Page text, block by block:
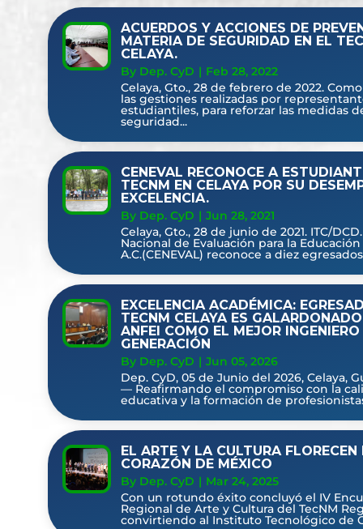
ACUERDOS Y ACCIONES DE
MATERIA DE SEGURIDAD EN EL
CELAYA.
By Dep. CyD | Feb 28, 2022
Celaya, Gto., 28 de febrero de 2022.
las gestiones realizadas por
estudiantiles, para reforzar las medidas
seguridad...
CENEVAL RECONOCE A
TECNM EN CELAYA POR SU
EXCELENCIA.
By Dep. CyD | Jun 28, 2021
Celaya, Gto., 28 de junio de 2021. ITC/
Nacional de Evaluación para la
A.C.(CENEVAL) reconoce a diez
EXCELENCIA ACADÉMICA:
TECNM CELAYA ES
ANFEI COMO EL MEJOR INGENIERO
GENERACIÓN
By Dep. CyD | Jun 05, 2026
Dep. CyD, 05 de Junio del 2026, Celaya,
— Reafirmando el compromiso con la
educativa y la formación de
EL ARTE Y LA CULTURA FLORECEN
CORAZÓN DE MÉXICO
By Dep. CyD | Mar 24, 2025
Con un rotundo éxito concluyó el IV
Regional de Arte y Cultura del TecNM
convirtiendo al Instituto Tecnológico de